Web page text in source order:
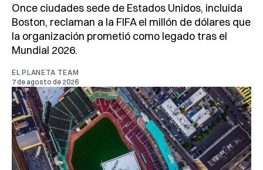
Once ciudades sede de Estados Unidos, incluida
Boston, reclaman a la FIFA el millón de dólares que
la organización prometió como legado tras el
Mundial 2026.
EL PLANETA TEAM
7 de agosto de 2026